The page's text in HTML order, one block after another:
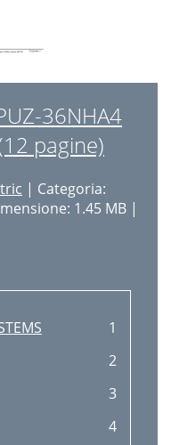
36NHA4
pagine)
| Categoria:
1.45 MB |
1
2
3
4